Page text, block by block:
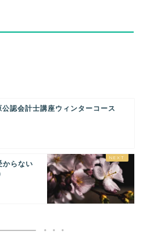
公認会計士講座ウィンターコース
からない